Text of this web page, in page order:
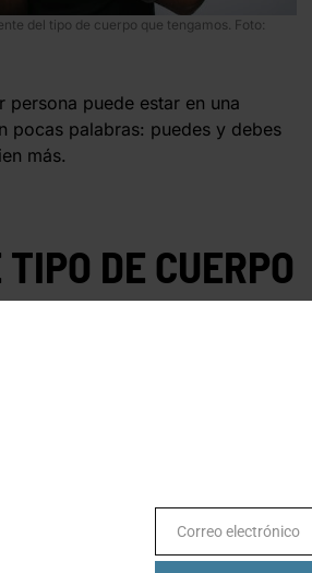
del tipo de cuerpo que tengamos. Foto:
persona puede estar en una
pocas palabras: puedes y debes
más.
DE CUERPO
EmailCorreo electrónico